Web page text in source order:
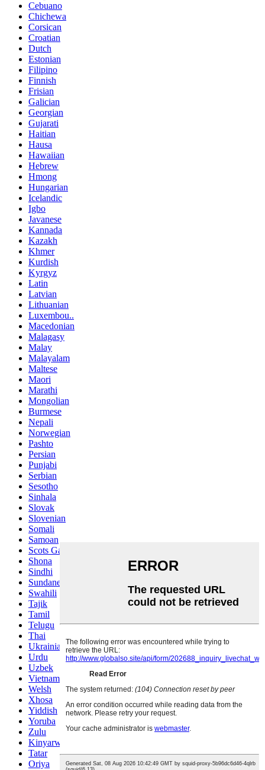
Cebuano
Chichewa
Corsican
Croatian
Dutch
Estonian
Filipino
Finnish
Frisian
Galician
Georgian
Gujarati
Haitian
Hausa
Hawaiian
Hebrew
Hmong
Hungarian
Icelandic
Igbo
Javanese
Kannada
Kazakh
Khmer
Kurdish
Kyrgyz
Latin
Latvian
Lithuanian
Luxembou..
Macedonian
Malagasy
Malay
Malayalam
Maltese
Maori
Marathi
Mongolian
Burmese
Nepali
Norwegian
Pashto
Persian
Punjabi
Serbian
Sesotho
Sinhala
Slovak
Slovenian
Somali
Samoan
Scots Gaelic
Shona
Sindhi
Sundanese
Swahili
Tajik
Tamil
Telugu
Thai
Ukrainian
Urdu
Uzbek
Vietnamese
Welsh
Xhosa
Yiddish
Yoruba
Zulu
Kinyarwanda
Tatar
Oriya